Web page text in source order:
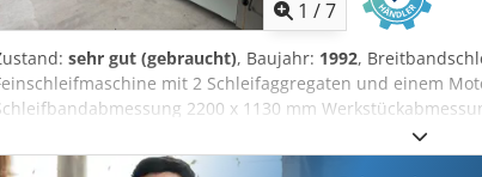
1 /7
sehr gut (gebraucht), Baujahr: 1992,
mit 2 Schleifaggregaten und einem
2200 x 1130 mm
Tischhöhenverstellung 0,18 kW, 400 V ,50 Hz Hauptmotor 8,0
1. Aggregat: Schleifwalze,